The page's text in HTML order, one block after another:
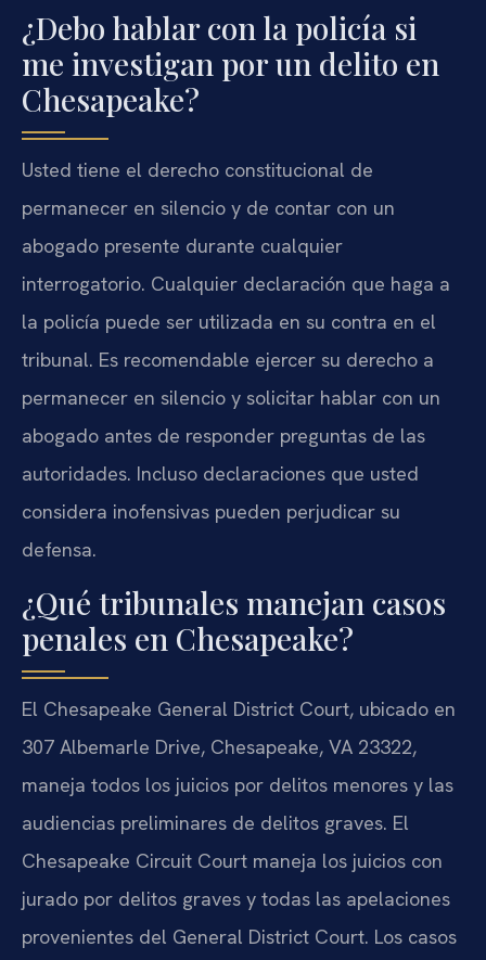
¿Debo hablar con la policía si
me investigan por un delito en
Chesapeake?
Usted tiene el derecho constitucional de
permanecer en silencio y de contar con un
abogado presente durante cualquier
interrogatorio. Cualquier declaración que haga a
la policía puede ser utilizada en su contra en el
tribunal. Es recomendable ejercer su derecho a
permanecer en silencio y solicitar hablar con un
abogado antes de responder preguntas de las
autoridades. Incluso declaraciones que usted
considera inofensivas pueden perjudicar su
defensa.
¿Qué tribunales manejan casos
penales en Chesapeake?
El Chesapeake General District Court, ubicado en
307 Albemarle Drive, Chesapeake, VA 23322,
maneja todos los juicios por delitos menores y las
audiencias preliminares de delitos graves. El
Chesapeake Circuit Court maneja los juicios con
jurado por delitos graves y todas las apelaciones
provenientes del General District Court. Los casos